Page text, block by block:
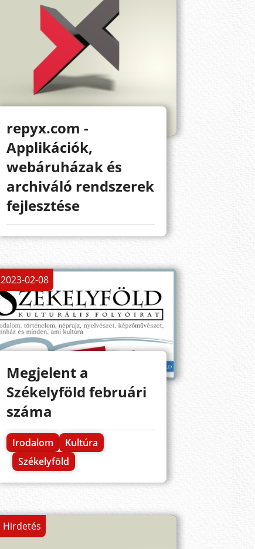
repyx.com -
Applikációk,
webáruházak és
archiváló rendszerek
fejlesztése
2023-02-08
Megjelent a
Székelyföld februári
száma
Irodalom
Kultúra
Székelyföld
Hirdetés